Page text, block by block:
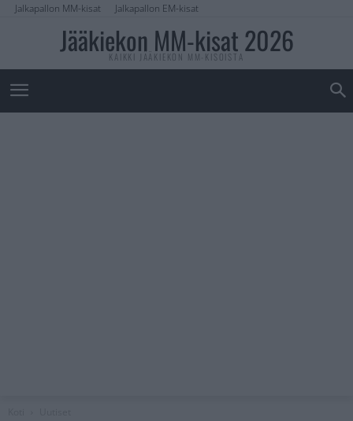
Jalkapallon MM-kisat Jalkapallon EM-kisat
Jääkiekon MM-kisat 2026
KAIKKI JÄÄKIEKON MM-KISOISTA